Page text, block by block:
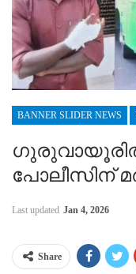
BANNER SLIDER NEWS
പോലീസിന്
Last updated Jan 4, 2026
Share